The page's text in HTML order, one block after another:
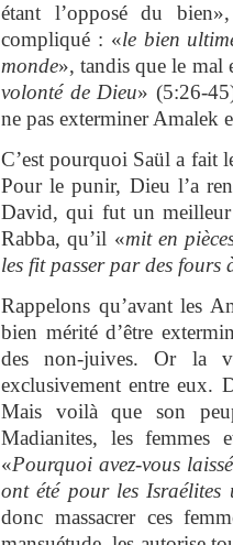
étant l’opposé du
compliqué : «le bien
monde», tandis que le mal
volonté de Dieu» (5:26-
ne pas exterminer Amalek
C’est pourquoi Saül a fait
Pour le punir, Dieu l’a
David, qui fut un meilleur
Rabba, qu’il «mit en
les fit passer par des fours
Rappelons qu’avant les
bien mérité d’être
des non-juives. Or la
exclusivement entre eux.
Mais voilà que son
Madianites, les femmes
«Pourquoi avez-vous
ont été pour les Israélites
donc massacrer ces